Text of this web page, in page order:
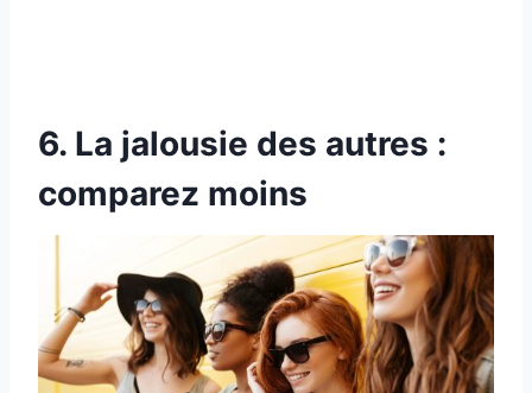
6. La jalousie des autres :
comparez moins